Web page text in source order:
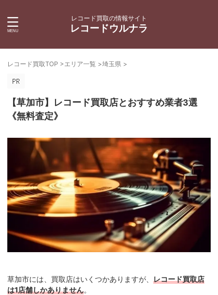
レコード買取の情報サイト
レコードウルナラ
レコード買取TOP >エリア一覧 >埼玉県 >
【草加市】レコード買取店とおすすめ業者3選
《無料査定》
草加市には、買取店はいくつかありますが、 レコード買取店
は1店舗しかありません。